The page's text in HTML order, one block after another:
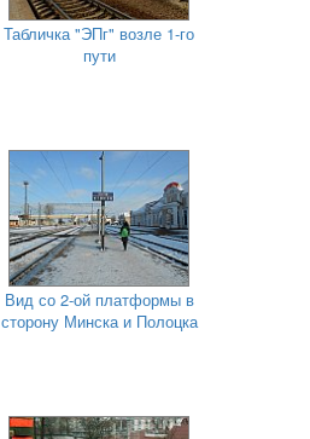
Табличка "ЭПг" возле 1-го
пути
Вид со 2-ой платформы в
сторону Минска и Полоцка